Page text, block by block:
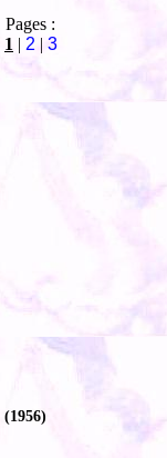
Pages :
1 | 2 | 3
(1956)